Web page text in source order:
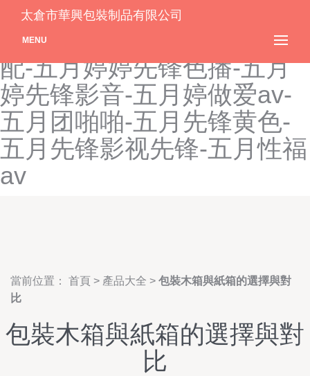
五月婷婷激情交配-五月婷婷
狼国-五月婷婷欧美激情交
配-五月婷婷先锋色播-五月
婷先锋影音-五月婷做爱av-
五月团啪啪-五月先锋黄色-
五月先锋影视先锋-五月性福
av
太倉市華興包裝制品有限公司
MENU
當前位置： 首頁 > 產品大全 > 包裝木箱與紙箱的選擇與對
比
包裝木箱與紙箱的選擇與對
比